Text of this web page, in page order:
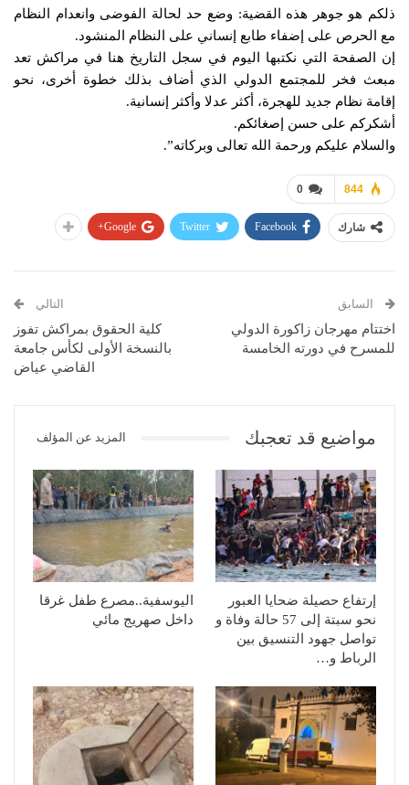
ذلكم هو جوهر هذه القضية: وضع حد لحالة الفوضى وانعدام النظام
مع الحرص على إضفاء طابع إنساني على النظام المنشود.
إن الصفحة التي نكتبها اليوم في سجل التاريخ هنا في مراكش تعد
مبعث فخر للمجتمع الدولي الذي أضاف بذلك خطوة أخرى، نحو
إقامة نظام جديد للهجرة، أكثر عدلا وأكثر إنسانية.
أشكركم على حسن إصغائكم.
والسلام عليكم ورحمة الله تعالى وبركاته”.
0 844
شارك Facebook
Twitter
Google+
السابق
اختتام مهرجان زاكورة الدولي
للمسرح في دورته الخامسة
التالي
كلية الحقوق بمراكش تفوز
بالنسخة الأولى لكأس جامعة
القاضي عياض
مواضيع قد تعجبك المزيد عن المؤلف
إرتفاع حصيلة ضحايا العبور
نحو سبتة إلى 57 حالة وفاة و
تواصل جهود التنسيق بين
الرباط و…
اليوسفية..مصرع طفل غرقا
داخل صهريج مائي